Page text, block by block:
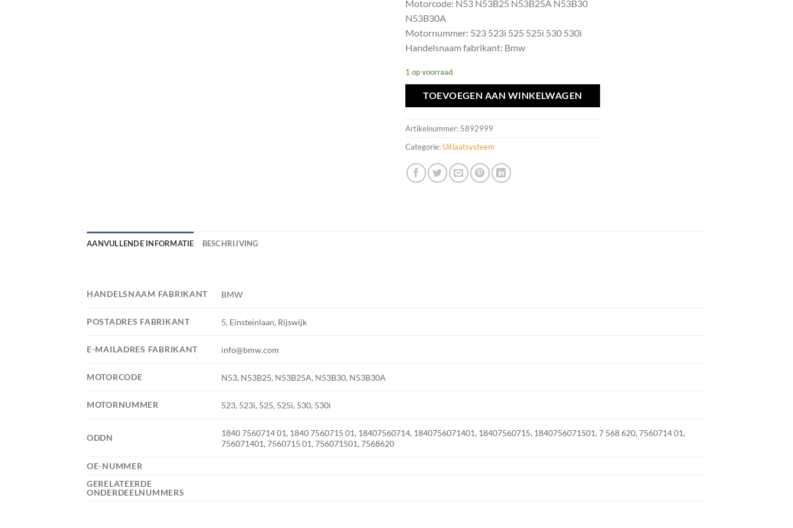
Motorcode: N53 N53B25 N53B25A N53B30
N53B30A
Motornummer: 523 523i 525 525i 530 530i
Handelsnaam fabrikant: Bmw
1 op voorraad
TOEVOEGEN AAN WINKELWAGEN
Artikelnummer: 5892999
Categorie: Uitlaatsysteem
AANVULLENDE INFORMATIE BESCHRIJVING
HANDELSNAAM FABRIKANT BMW
POSTADRES FABRIKANT 5, Einsteinlaan, Rijswijk
E-MAILADRES FABRIKANT info@bmw.com
MOTORCODE N53, N53B25, N53B25A, N53B30, N53B30A
MOTORNUMMER 523, 523i, 525, 525i, 530, 530i
ODDN
1840 7560714 01, 1840 7560715 01, 18407560714, 1840756071401, 18407560715, 1840756071501, 7 568 620, 7560714 01,
756071401, 7560715 01, 756071501, 7568620
OE-NUMMER
GERELATEERDE
ONDERDEELNUMMERS